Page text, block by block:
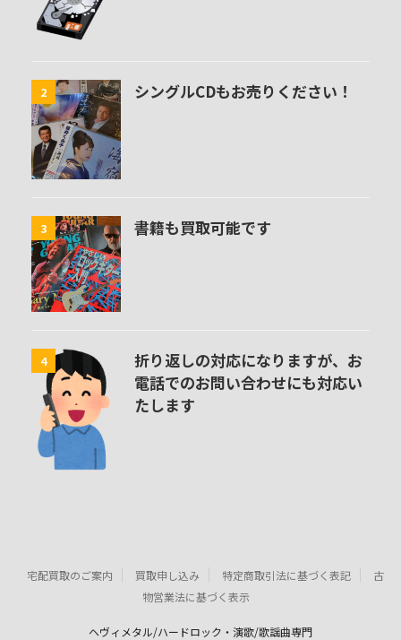
2 シングルCDもお売りください！
3 書籍も買取可能です
4
折り返しの対応になりますが、お
電話でのお問い合わせにも対応い
たします
宅配買取のご案内 買取申し込み 特定商取引法に基づく表記
古
物営業法に基づく表示
ヘヴィメタル/ハードロック・演歌/歌謡曲専門